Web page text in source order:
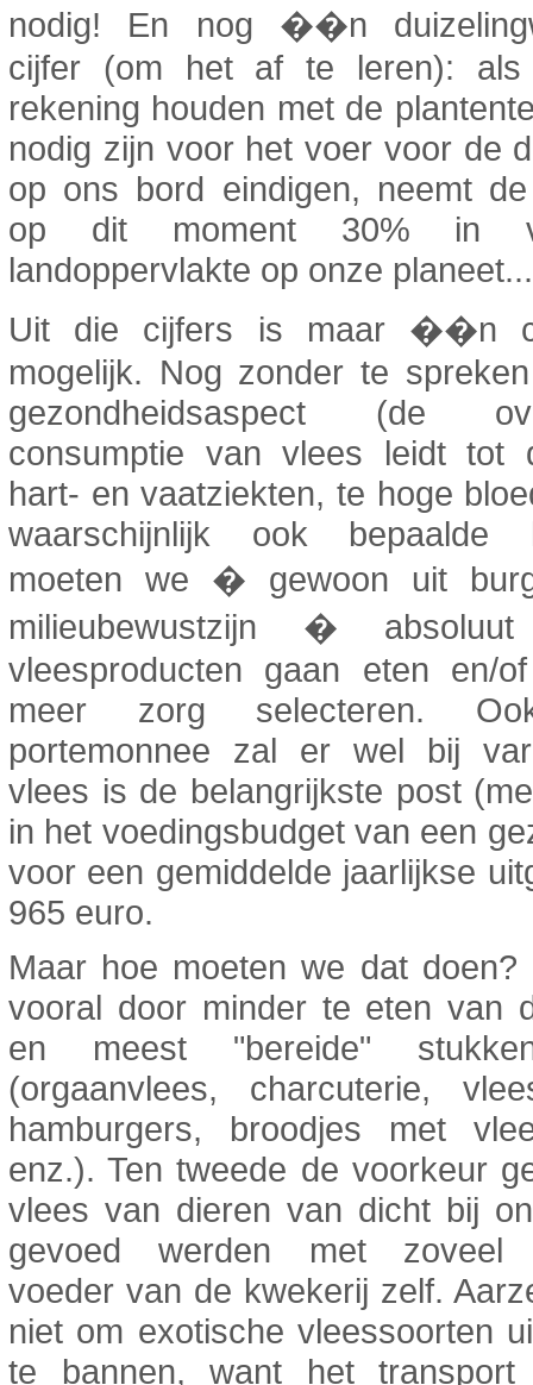
nodig! En nog ��n
cijfer (om het af te leren):
rekening houden met de
nodig zijn voor het voer voor de
op ons bord eindigen, neemt
op dit moment 30% in
landoppervlakte op onze planeet...
Uit die cijfers is maar ��n
mogelijk. Nog zonder te
gezondheidsaspect (de
consumptie van vlees leidt tot
hart- en vaatziekten, te hoge
waarschijnlijk ook bepaalde
moeten we � gewoon uit
milieubewustzijn �
vleesproducten gaan eten en/
meer zorg selecteren.
portemonnee zal er wel bij
vlees is de belangrijkste post
in het voedingsbudget van een
voor een gemiddelde jaarlijkse
965 euro.
Maar hoe moeten we dat doen?
vooral door minder te eten van
en meest "bereide"
(orgaanvlees, charcuterie,
hamburgers, broodjes met
enz.). Ten tweede de voorkeur
vlees van dieren van dicht bij
gevoed werden met zoveel
voeder van de kwekerij zelf.
niet om exotische vleessoorten
te bannen, want het